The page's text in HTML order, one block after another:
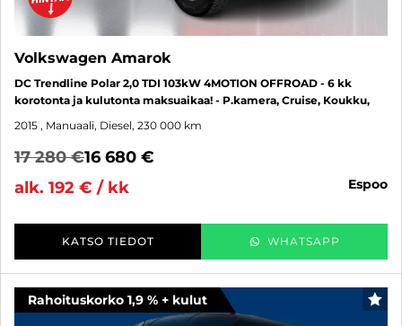
Volkswagen Amarok
DC Trendline Polar 2,0 TDI 103kW 4MOTION OFFROAD - 6 kk
korotonta ja kulutonta maksuaikaa! - P.kamera, Cruise, Koukku,
2015 , Manuaali, Diesel, 230 000 km
17 280 €16 680 €
alk. 192 € / kk
espoo
KATSO TIEDOT WHATSAPP
Rahoituskorko 1,9 % + kulut